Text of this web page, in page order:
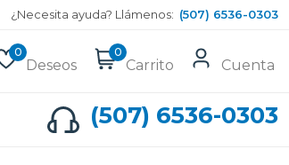
¿Necesita ayuda? Llámenos: (507) 6536-0303
0
Deseos
0
Carrito Cuenta
(507) 6536-0303